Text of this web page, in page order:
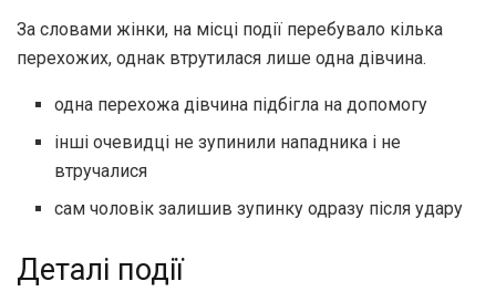
За словами жінки, на місці події перебувало кілька
перехожих, однак втрутилася лише одна дівчина.
одна перехожа дівчина підбігла на допомогу
інші очевидці не зупинили нападника і не
втручалися
сам чоловік залишив зупинку одразу після удару
Деталі події